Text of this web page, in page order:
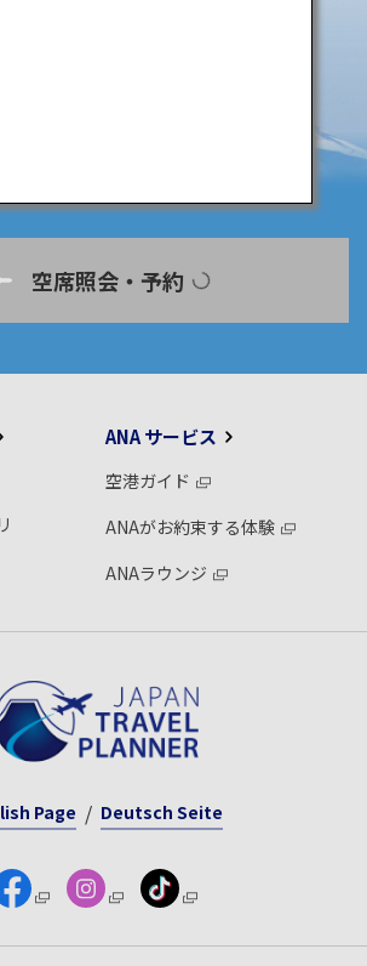
空席照会・予約
ANA サービス
空港ガイド
ANAがお約束する体験
ANAラウンジ
Page Deutsch Seite